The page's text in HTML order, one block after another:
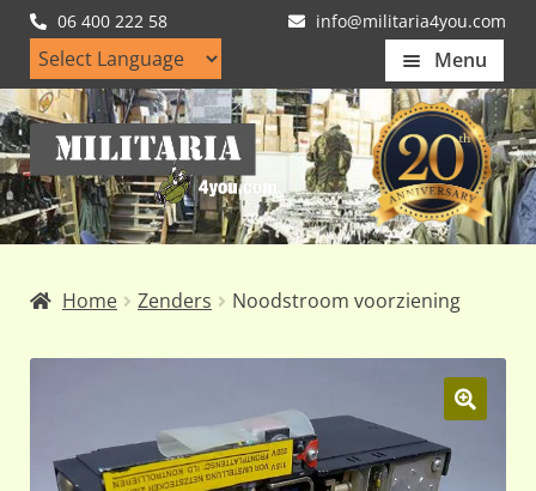
06 400 222 58 info@militaria4you.com
Menu
Home
Artikelen
Nieuws
Ga
door
naar
navigatie
Ga
naar
de
inhoud
Home Zenders Noodstroom voorziening